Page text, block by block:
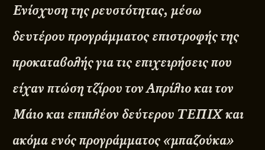
Ενίσχυση της ρευστότητας, μέσω
δευτέρου προγράμματος επιστροφής της
προκαταβολής για τις επιχειρήσεις που
είχαν πτώση τζίρου τον Απρίλιο και τον
Μάιο και επιπλέον δεύτερου ΤΕΠΙΧ και
ακόμα ενός προγράμματος «μπαζούκα»